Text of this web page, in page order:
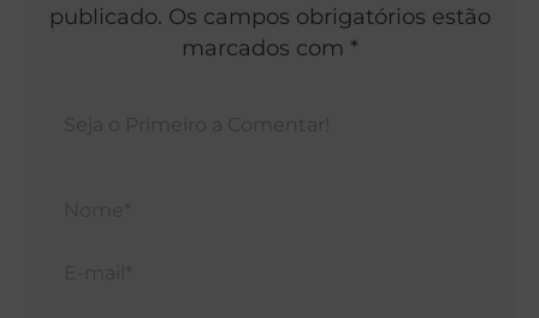
publicado. Os campos obrigatórios estão
marcados com *